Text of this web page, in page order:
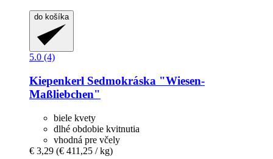
do košíka
5.0 (4)
Kiepenkerl Sedmokráska "Wiesen-​
Maßliebchen"
biele kvety
dlhé obdobie kvitnutia
vhodná pre včely
€ 3,29 (€ 411,25 / kg)